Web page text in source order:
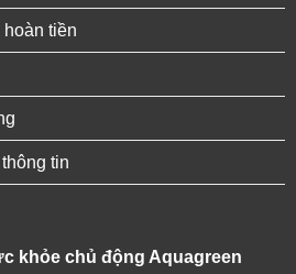
tiền
tin
khỏe chủ động Aquagreen